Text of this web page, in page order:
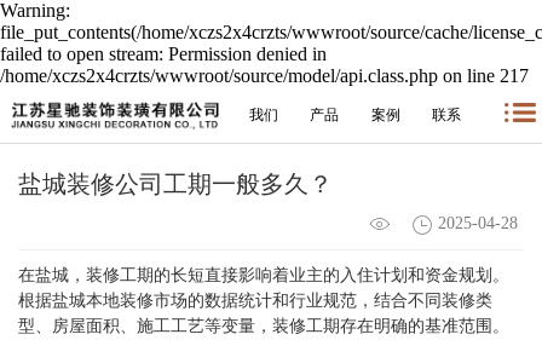
Warning:
file_put_contents(/home/xczs2x4crzts/wwwroot/source/cache/
failed to open stream: Permission denied in
/home/xczs2x4crzts/wwwroot/source/model/api.class.php on line 217
我们 产品 案例 联系
盐城装修公司工期一般多久？
2025-04-28
在盐城，装修工期的长短直接影响着业主的入住计划和资金规划。
根据盐城本地装修市场的数据统计和行业规范，结合不同装修类
型、房屋面积、施工工艺等变量，装修工期存在明确的基准范围。